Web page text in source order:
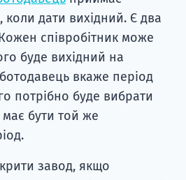
дати вихідний. Є два
співробітник може
буде вихідний на
вкаже період
потрібно буде вибрати
бути той же
завод, якщо